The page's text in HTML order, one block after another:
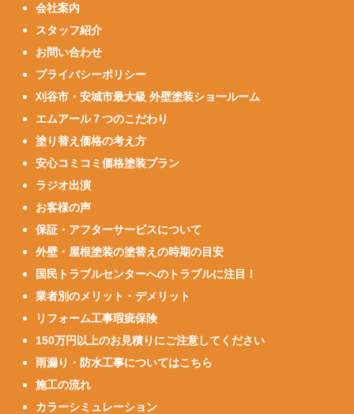
会社案内
スタッフ紹介
お問い合わせ
プライバシーポリシー
刈谷市・安城市最大級 外壁塗装ショールーム
エムアール７つのこだわり
塗り替え価格の考え方
安心コミコミ価格塗装プラン
ラジオ出演
お客様の声
保証・アフターサービスについて
外壁・屋根塗装の塗替えの時期の目安
国民トラブルセンターへのトラブルに注目！
業者別のメリット・デメリット
リフォーム工事瑕疵保険
150万円以上のお見積りにご注意してください
雨漏り・防水工事についてはこちら
施工の流れ
カラーシミュレーション